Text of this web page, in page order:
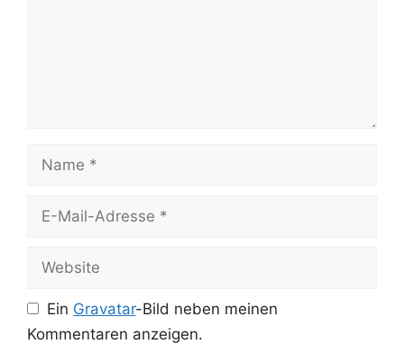
Mail-
Ein Gravatar-Bild neben meinen
Kommentaren anzeigen.